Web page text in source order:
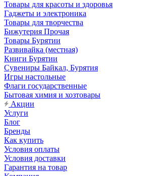
Товары для красоты и здоровья
Гаджеты и электроника
Товары для творчества
Бижутерия Прочая
Товары Бурятии
Развивайка (местная)
Книги Бурятии
Сувениры Байкал, Бурятия
Игры настольные
Флаги государственные
Бытовая химия и хозтовары
Акции
Услуги
Блог
Бренды
Как купить
Условия оплаты
Условия доставки
Гарантия на товар